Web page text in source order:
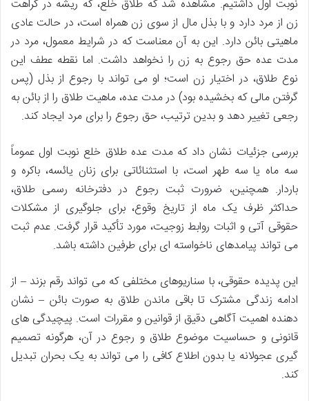
نوبت اول داشتیم. مشاهده شد که طلاق خلع، که ریشه در کراهت
زن از مرد دارد و با بذل مال از سوی زن همراه است، در حالت عادی
ماهیتی بائن دارد. این به آن معناست که در شرایط معمول، مرد در
مدت عده حق رجوع به زن را نخواهد داشت. اما نقطه عطف این
نوع طلاق، در اختیار زن است؛ او می تواند با رجوع از بذل (پس
گرفتن مالی که بخشیده بود) در مدت عده، ماهیت طلاق را از بائن به
رجعی تغییر دهد و بدین ترتیب، حق رجوع را برای مرد ایجاد کند.
بررسی جزئیات نشان داد که مدت عده طلاق خلع نوبت اول عموماً
سه ماه یا سه طهر است، با استثنائاتی برای زنان یائسه، باکره و
باردار. همچنین، ضرورت ثبت رجوع در دفترخانه رسمی طلاق،
حداکثر ظرف یک ماه از تاریخ وقوع، برای جلوگیری از مشکلات
حقوقی آتی و اثبات روابط زوجیت، مورد تأکید قرار گرفت. عدم ثبت
می تواند پیامدهای ناخواسته ای برای طرفین داشته باشد.
این پدیده حقوقی، با سناریوهای مختلفی که می تواند رقم بزند – از
ادامه زندگی مشترک تا باقی ماندن طلاق به صورت بائن – نشان
دهنده اهمیت آگاهی دقیق از قوانین و مقررات است. پیچیدگی های
قانونی و حساسیت موضوع طلاق و رجوع در آن، هرگونه تصمیم
گیری عجولانه یا بدون اطلاع کافی را می تواند به یک بحران تبدیل
کند.